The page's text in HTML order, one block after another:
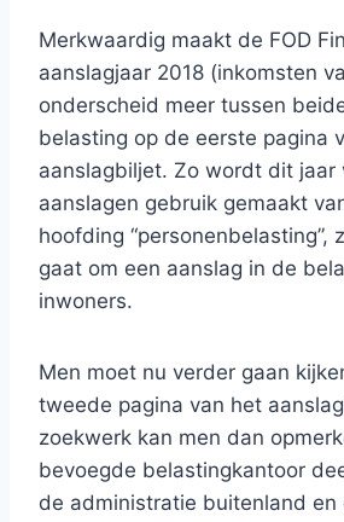
Merkwaardig maakt de FOD
aanslagjaar 2018 (inkomsten
onderscheid meer tussen
belasting op de eerste pagina
aanslagbiljet. Zo wordt dit jaar
aanslagen gebruik gemaakt
hoofding “personenbelasting”,
gaat om een aanslag in de
inwoners.
Men moet nu verder gaan
tweede pagina van het
zoekwerk kan men dan
bevoegde belastingkantoor
de administratie buitenland en